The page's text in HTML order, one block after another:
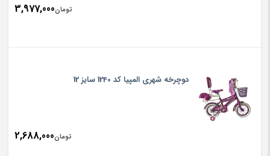
تومان3,977,000
دوچرخه شهری المپیا کد 1240 سایز 12
تومان2,688,000